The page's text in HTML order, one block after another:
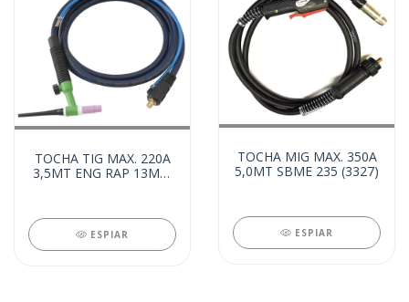
TOCHA TIG MAX. 220A
3,5MT ENG RAP 13MM
ESPIAR
TOCHA MIG MAX. 350A
5,0MT SBME 235 (3327)
ESPIAR